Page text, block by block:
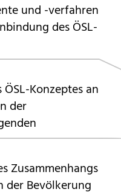
und -verfahren
des ÖSL-
ÖSL-Konzeptes an
der
Zusammenhangs
der Bevölkerung